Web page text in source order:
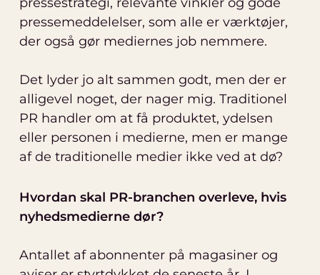
pressemeddelelser, som alle er værktøjer,
der også gør mediernes job nemmere.
Det lyder jo alt sammen godt, men der er
alligevel noget, der nager mig. Traditionel
PR handler om at få produktet, ydelsen
eller personen i medierne, men er mange
af de traditionelle medier ikke ved at dø?
Hvordan skal PR-branchen overleve, hvis
nyhedsmedierne dør?
Antallet af abonnenter på magasiner og